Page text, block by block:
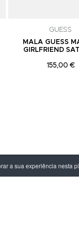
GUESS
MALA GUESS
GIRLFRIEND
155,00 €
a sua experiência nesta